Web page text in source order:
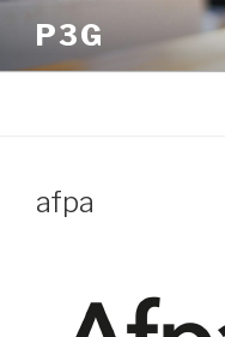
contenu
P3G
afpa